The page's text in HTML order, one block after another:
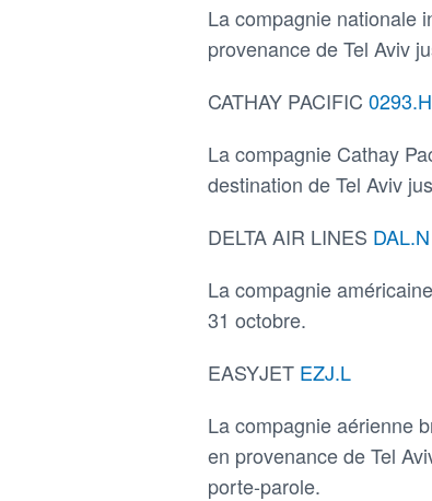
La compagnie nationale
provenance de Tel Aviv
CATHAY PACIFIC
La compagnie Cathay
destination de Tel Aviv
DELTA AIR LINES DAL.N
La compagnie
31 octobre.
EASYJET EZJ.L
La compagnie aérienne
en provenance de Tel
porte-parole.